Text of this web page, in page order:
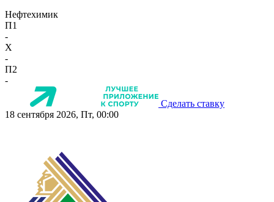
Нефтехимик
П1
-
X
-
П2
-
Сделать ставку
18 сентября 2026, Пт, 00:00